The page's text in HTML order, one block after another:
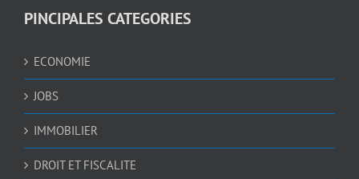
PINCIPALES CATEGORIES
ECONOMIE
JOBS
IMMOBILIER
DROIT ET FISCALITE